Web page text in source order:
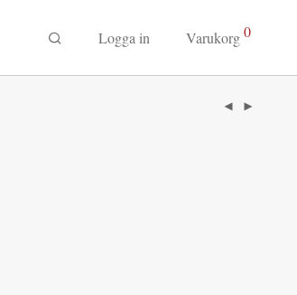
Logga in Varukorg0